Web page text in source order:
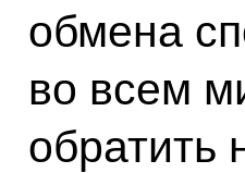
обмена
во всем
обратить